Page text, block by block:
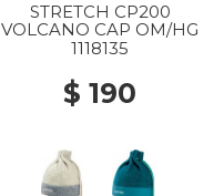
STRETCH CP200
VOLCANO CAP OM/HG
1118135
$ 190